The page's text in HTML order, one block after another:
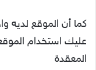
كما أن الموقع لديه
عليك استخدام
المعقدة